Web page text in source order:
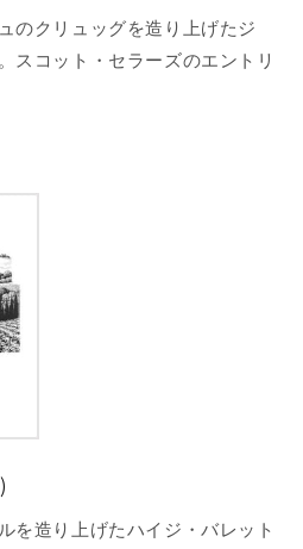
のクリュッグを造り上げたジ
スコット・セラーズのエントリ
を造り上げたハイジ・バレット